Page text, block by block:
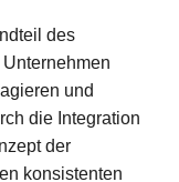
des
und
die Integration
der
konsistenten